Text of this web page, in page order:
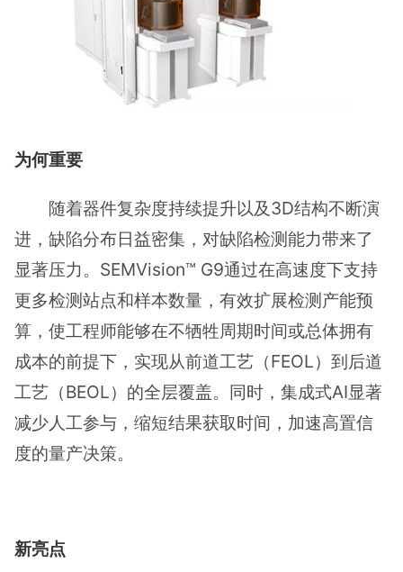
为何重要
随着器件复杂度持续提升以及3D结构不断演
进，缺陷分布日益密集，对缺陷检测能力带来了
显著压力。SEMVision™ G9通过在高速度下支持
更多检测站点和样本数量，有效扩展检测产能预
算，使工程师能够在不牺牲周期时间或总体拥有
成本的前提下，实现从前道工艺（FEOL）到后道
工艺（BEOL）的全层覆盖。同时，集成式AI显著
减少人工参与，缩短结果获取时间，加速高置信
度的量产决策。
新亮点